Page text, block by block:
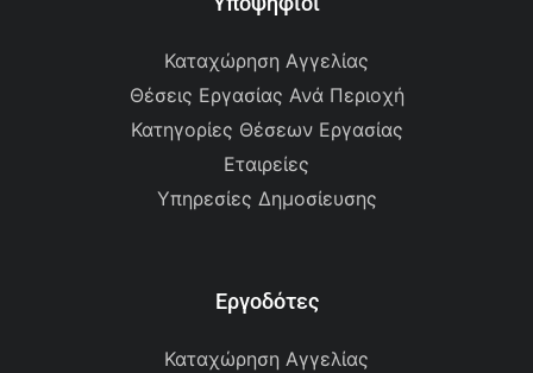
Καταχώρηση Αγγελίας
Θέσεις Εργασίας Ανά Περιοχή
Κατηγορίες Θέσεων Εργασίας
Εταιρείες
Υπηρεσίες Δημοσίευσης
Εργοδότες
Καταχώρηση Αγγελίας